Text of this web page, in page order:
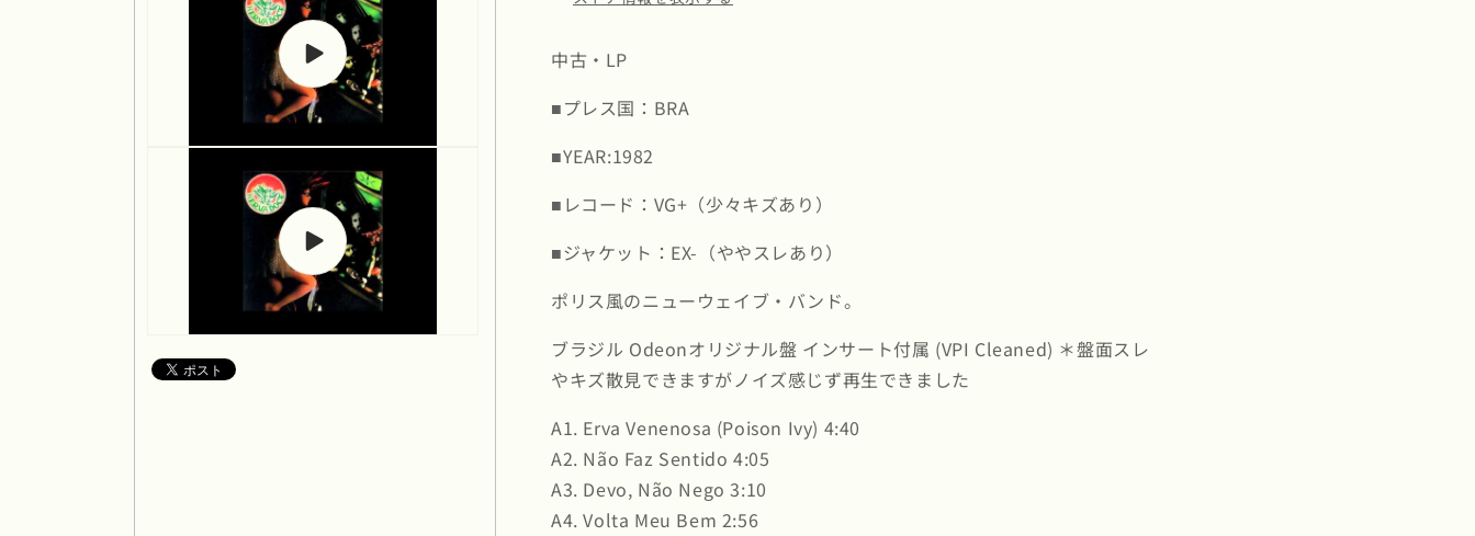
ダ
ル
で
メ
デ
ィ
ア
開
く
ビ
デ
オ
を
ビ
デ
オ
を
量
減
す
量
す
中古・LP
■プレス国：BRA
■YEAR:1982
■レコード：VG+（少々キズあり）
■ジャケット：EX-（ややスレあり）
ポリス風のニューウェイブ・バンド。
ブラジル Odeonオリジナル盤 インサート付属 (VPI Cleaned) ＊盤面スレ
やキズ散見できますがノイズ感じず再生できました
A1. Erva Venenosa (Poison Ivy) 4:40
A2. Não Faz Sentido 4:05
A3. Devo, Não Nego 3:10
A4. Volta Meu Bem 2:56